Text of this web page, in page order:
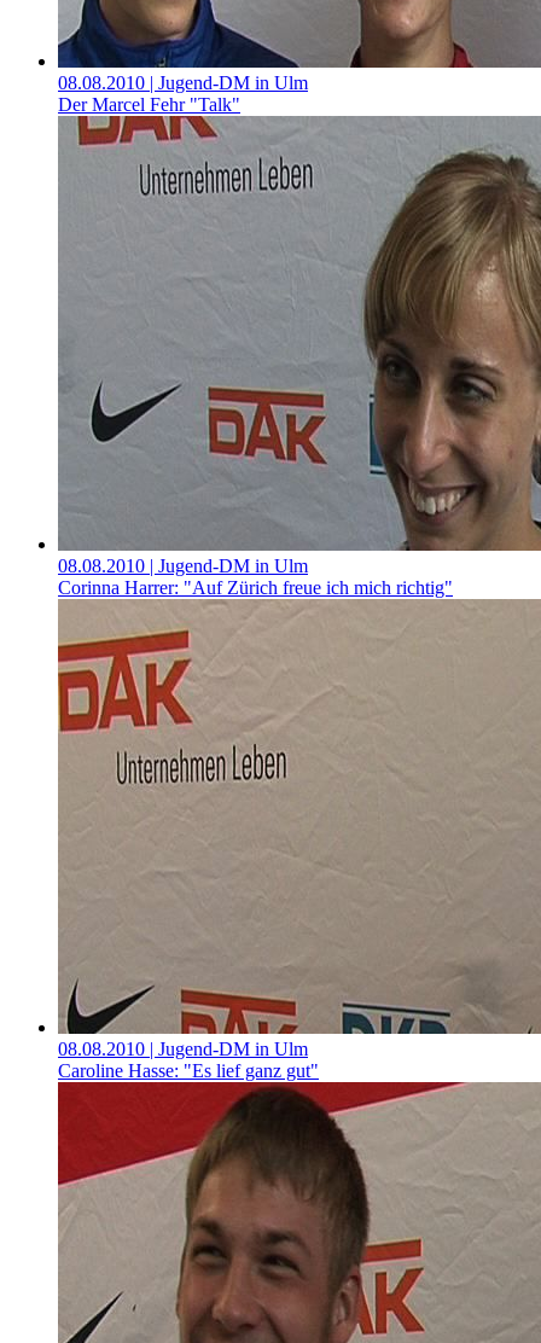
08.08.2010 | Jugend-DM in Ulm
Der Marcel Fehr "Talk"
08.08.2010 | Jugend-DM in Ulm
Corinna Harrer: "Auf Zürich freue ich mich richtig"
08.08.2010 | Jugend-DM in Ulm
Caroline Hasse: "Es lief ganz gut"